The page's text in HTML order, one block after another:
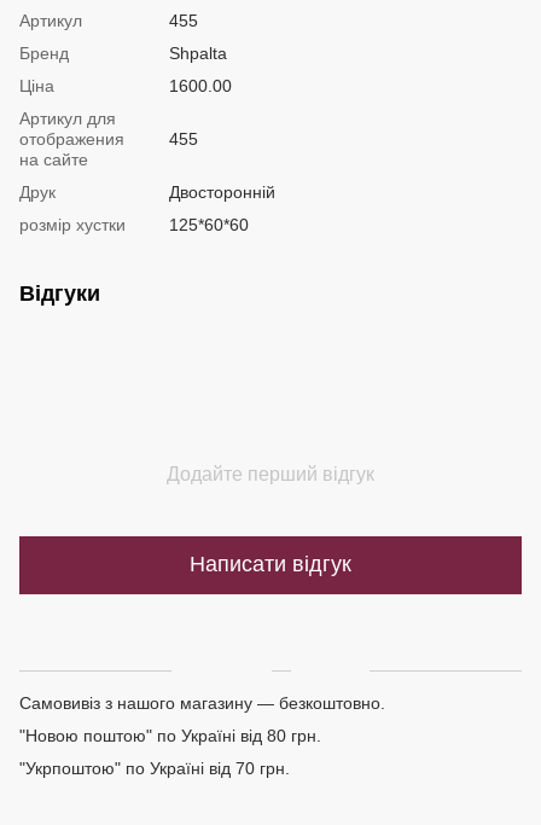
Артикул
455
Бренд
Shpalta
Ціна
1600.00
Артикул для
отображения
на сайте
455
Друк
Двосторонній
розмір хустки
125*60*60
Відгуки
Додайте перший відгук
Написати відгук
Самовивіз з нашого магазину — безкоштовно.
"Новою поштою" по Україні від 80 грн.
"Укрпоштою" по Україні від 70 грн.